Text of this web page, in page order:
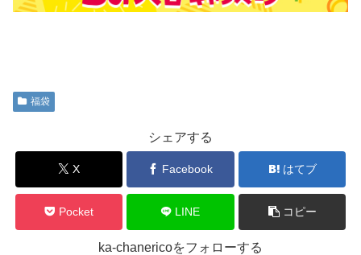
福袋
シェアする
X Facebook はてブ
Pocket LINE コピー
ka-chanericoをフォローする